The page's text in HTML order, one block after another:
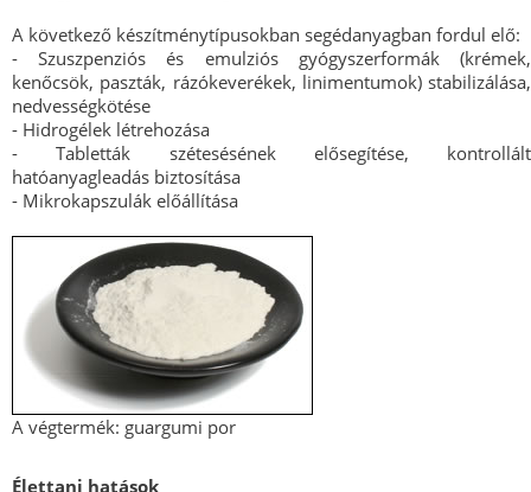
A következő készítménytípusokban segédanyagban fordul elő:
- Szuszpenziós és emulziós gyógyszerformák (krémek,
kenőcsök, paszták, rázókeverékek, linimentumok) stabilizálása,
nedvességkötése
- Hidrogélek létrehozása
- Tabletták szétesésének elősegítése, kontrollált
hatóanyagleadás biztosítása
- Mikrokapszulák előállítása
A végtermék: guargumi por
Élettani hatások